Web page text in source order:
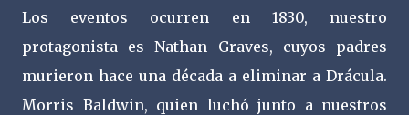
Los eventos ocurren en 1830, nuestro
protagonista es Nathan Graves, cuyos padres
murieron hace una década a eliminar a Drácula.
Morris Baldwin, quien luchó junto a nuestros